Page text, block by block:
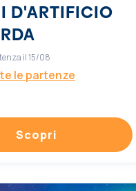
D'ARTIFICIO
il 15/08
le partenze
Scopri